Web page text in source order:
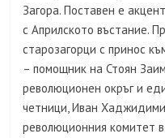
Загора. Поставен е
с Априлското въстание.
старозагорци с принос
– помощник на Стоян
революционен окръг и
четници, Иван
революционния комитет